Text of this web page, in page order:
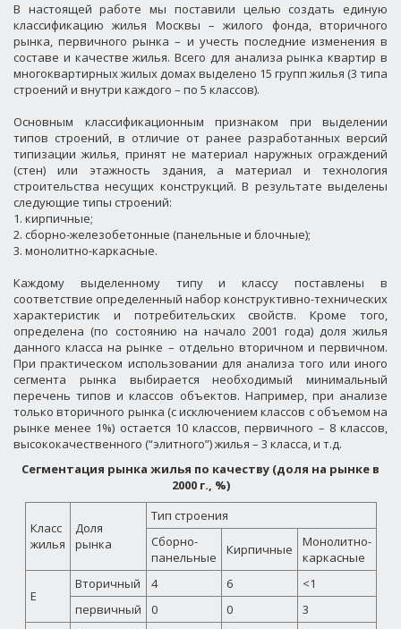
В настоящей работе мы поставили целью создать единую
классификацию жилья Москвы – жилого фонда, вторичного
рынка, первичного рынка – и учесть последние изменения в
составе и качестве жилья. Всего для анализа рынка квартир в
многоквартирных жилых домах выделено 15 групп жилья (3 типа
строений и внутри каждого – по 5 классов).
Основным классификационным признаком при выделении
типов строений, в отличие от ранее разработанных версий
типизации жилья, принят не материал наружных ограждений
(стен) или этажность здания, а материал и технология
строительства несущих конструкций. В результате выделены
следующие типы строений:
1. кирпичные;
2. сборно-железобетонные (панельные и блочные);
3. монолитно-каркасные.
Каждому выделенному типу и классу поставлены в
соответствие определенный набор конструктивно-технических
характеристик и потребительских свойств. Кроме того,
определена (по состоянию на начало 2001 года) доля жилья
данного класса на рынке – отдельно вторичном и первичном.
При практическом использовании для анализа того или иного
сегмента рынка выбирается необходимый минимальный
перечень типов и классов объектов. Например, при анализе
только вторичного рынка (с исключением классов с объемом на
рынке менее 1%) остается 10 классов, первичного – 8 классов,
высококачественного (“элитного”) жилья – 3 класса, и т.д.
Сегментация рынка жилья по качеству (доля на рынке в
2000 г., %)
Класс
жилья
Доля
рынка
Тип строения
Сборно-
панельные
Кирпичные
Монолитно-
каркасные
Е
Вторичный 4 6
<1
первичный
0 0 3